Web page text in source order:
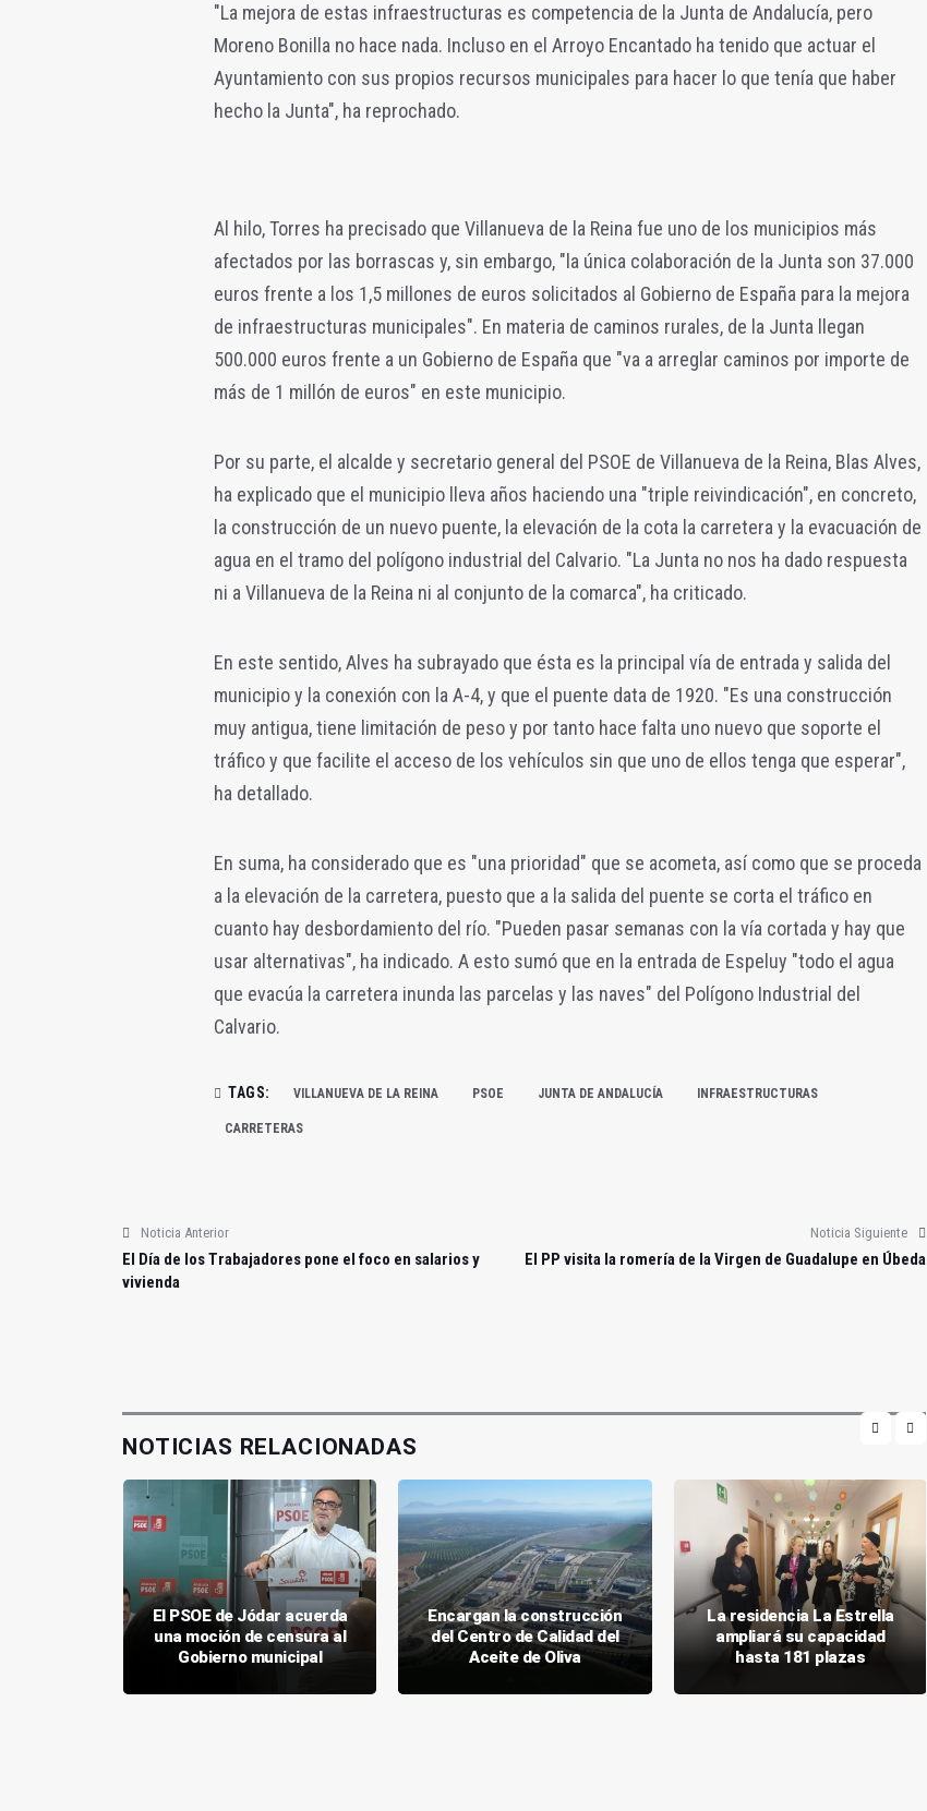
"La mejora de estas infraestructuras es competencia de la Junta de Andalucía, pero
Moreno Bonilla no hace nada. Incluso en el Arroyo Encantado ha tenido que actuar el
Ayuntamiento con sus propios recursos municipales para hacer lo que tenía que haber
hecho la Junta", ha reprochado.
Al hilo, Torres ha precisado que Villanueva de la Reina fue uno de los municipios más
afectados por las borrascas y, sin embargo, "la única colaboración de la Junta son 37.000
euros frente a los 1,5 millones de euros solicitados al Gobierno de España para la mejora
de infraestructuras municipales". En materia de caminos rurales, de la Junta llegan
500.000 euros frente a un Gobierno de España que "va a arreglar caminos por importe de
más de 1 millón de euros" en este municipio.
Por su parte, el alcalde y secretario general del PSOE de Villanueva de la Reina, Blas Alves,
ha explicado que el municipio lleva años haciendo una "triple reivindicación", en concreto,
la construcción de un nuevo puente, la elevación de la cota la carretera y la evacuación de
agua en el tramo del polígono industrial del Calvario. "La Junta no nos ha dado respuesta
ni a Villanueva de la Reina ni al conjunto de la comarca", ha criticado.
En este sentido, Alves ha subrayado que ésta es la principal vía de entrada y salida del
municipio y la conexión con la A-4, y que el puente data de 1920. "Es una construcción
muy antigua, tiene limitación de peso y por tanto hace falta uno nuevo que soporte el
tráfico y que facilite el acceso de los vehículos sin que uno de ellos tenga que esperar",
ha detallado.
En suma, ha considerado que es "una prioridad" que se acometa, así como que se proceda
a la elevación de la carretera, puesto que a la salida del puente se corta el tráfico en
cuanto hay desbordamiento del río. "Pueden pasar semanas con la vía cortada y hay que
usar alternativas", ha indicado. A esto sumó que en la entrada de Espeluy "todo el agua
que evacúa la carretera inunda las parcelas y las naves" del Polígono Industrial del
Calvario.
TAGS: VILLANUEVA DE LA REINA PSOE JUNTA DE ANDALUCÍA INFRAESTRUCTURAS
CARRETERAS
Noticia Anterior
El Día de los Trabajadores pone el foco en salarios y
vivienda
Noticia Siguiente
El PP visita la romería de la Virgen de Guadalupe en Úbeda
NOTICIAS RELACIONADAS
El PSOE de Jódar acuerda
una moción de censura al
Gobierno municipal
Encargan la construcción
del Centro de Calidad del
Aceite de Oliva
La residencia La Estrella
ampliará su capacidad
hasta 181 plazas